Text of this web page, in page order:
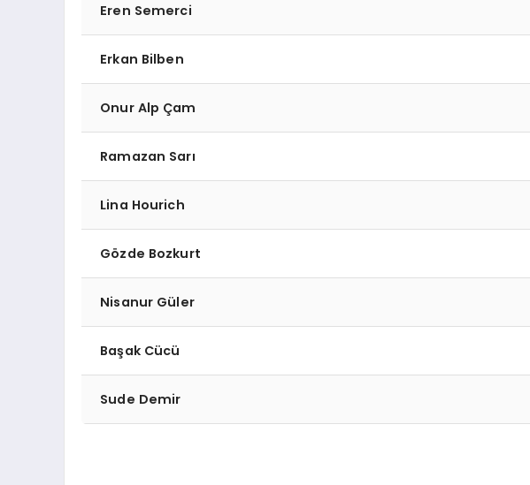
Eren Semerci
Erkan Bilben
Onur Alp Çam
Ramazan Sarı
Lina Hourich
Gözde Bozkurt
Nisanur Güler
Başak Cücü
Sude Demir